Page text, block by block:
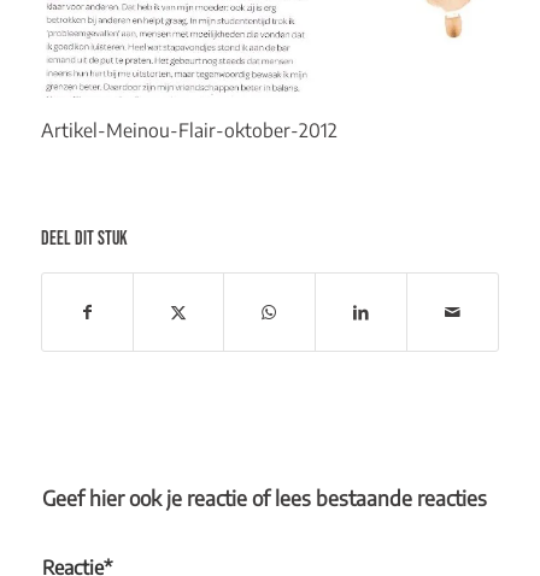
Artikel-Meinou-Flair-oktober-2012
DEEL DIT STUK
Geef hier ook je reactie of lees bestaande reacties